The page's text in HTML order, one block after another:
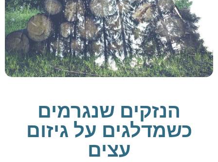
הנזקים שנגרמים
כשמדלגים על גיזום
עצים